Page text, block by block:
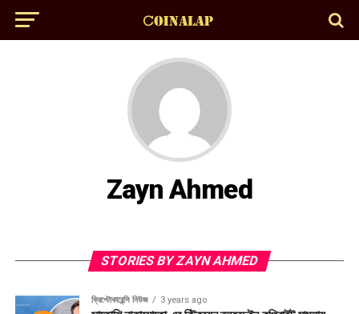
Zayn Ahmed
STORIES BY ZAYN AHMED
ক্রিপ্টোকারেন্সি নিউজ 3 years ago